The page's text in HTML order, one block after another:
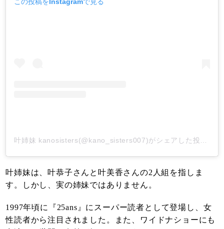
この投稿をInstagramで見る
叶姉妹は、叶恭子さんと叶美香さんの2人組を指しま
す。しかし、実の姉妹ではありません。
1997年頃に『25ans』にスーパー読者として登場し、女
性読者から注目されました。また、ワイドナショーにも